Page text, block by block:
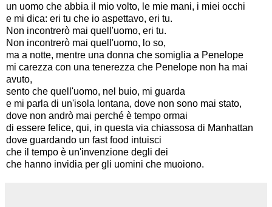
un uomo che abbia il mio volto, le mie mani, i miei occhi
e mi dica: eri tu che io aspettavo, eri tu.
Non incontrerò mai quell'uomo, eri tu.
Non incontrerò mai quell'uomo, lo so,
ma a notte, mentre una donna che somiglia a Penelope
mi carezza con una tenerezza che Penelope non ha mai
avuto,
sento che quell'uomo, nel buio, mi guarda
e mi parla di un'isola lontana, dove non sono mai stato,
dove non andrò mai perché è tempo ormai
di essere felice, qui, in questa via chiassosa di Manhattan
dove guardando un fast food intuisci
che il tempo è un'invenzione degli dei
che hanno invidia per gli uomini che muoiono.